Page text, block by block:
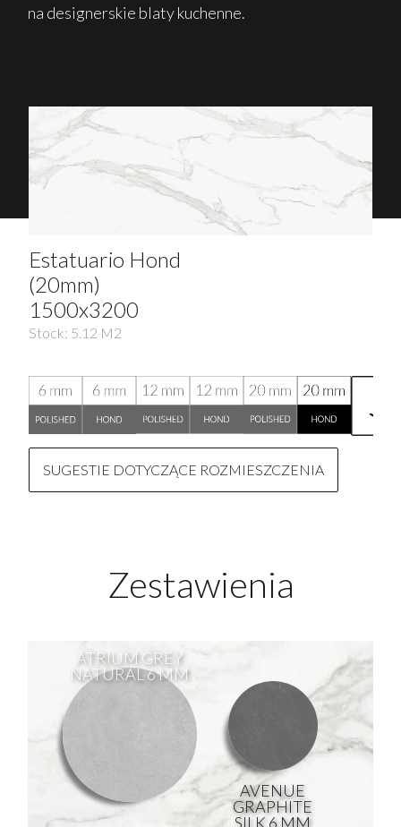
na designerskie blaty kuchenne.
Estatuario Hond
(20mm)
1500x3200
Stock: 5.12 M2
SUGESTIE DOTYCZĄCE ROZMIESZCZENIA
Zestawienia
AVENUE
GRAPHITE
SILK 6 MM
ATRIUM GREY
NATURAL 6 MM